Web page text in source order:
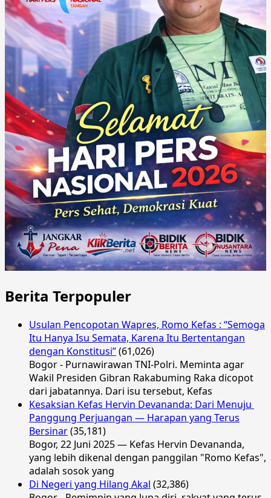
Berita Terpopuler
Usulan Pencopotan Wapres, Romo Kefas : “Semoga
Itu Hanya Isu Semata, Karena Itu Bertentangan
dengan Konstitusi”(61,026)
Bogor - Purnawirawan TNI-Polri. Meminta agar
Wakil Presiden Gibran Rakabuming Raka dicopot
dari jabatannya. Dari isu tersebut, Kefas
Kesaksian Kefas Hervin Devananda: Dari Menuju
Panggung Perjuangan — Harapan yang Terus
Bersinar(35,181)
Bogor, 22 Juni 2025 — Kefas Hervin Devananda,
yang lebih dikenal dengan panggilan "Romo Kefas",
adalah sosok yang
Di Negeri yang Hilang Akal (32,386)